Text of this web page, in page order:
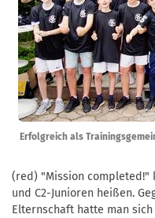
Erfolgreich als
(red) "Mission completed!"
und C2-Junioren heißen.
Elternschaft hatte man